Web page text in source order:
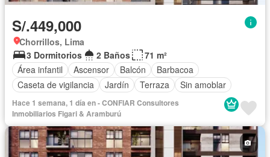
S/.449,000
Chorrillos, Lima
3 Dormitorios
2 Baños
71 m²
Área infantil
Ascensor Balcón
Barbacoa
Caseta de vigilancia
Jardín Terraza Sin amoblar
Hace 1 semana, 1 día en - CONFIAR Consultores
Inmobiliarios Figari & Aramburú